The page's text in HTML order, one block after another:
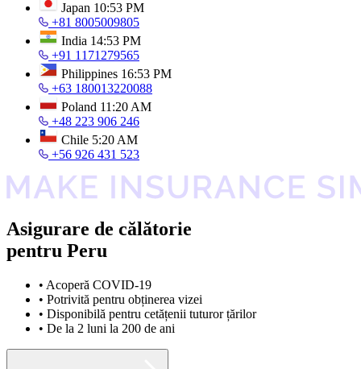
Japan 10:53 PM
+81 8005009805
India 14:53 PM
+91 1171279565
Philippines 16:53 PM
+63 180013220088
Poland 11:20 AM
+48 223 906 246
Chile 5:20 AM
+56 926 431 523
Asigurare de călătorie
pentru Peru
• Acoperă COVID-19
• Potrivită pentru obținerea vizei
• Disponibilă pentru cetățenii tuturor țărilor
• De la 2 luni la 200 de ani